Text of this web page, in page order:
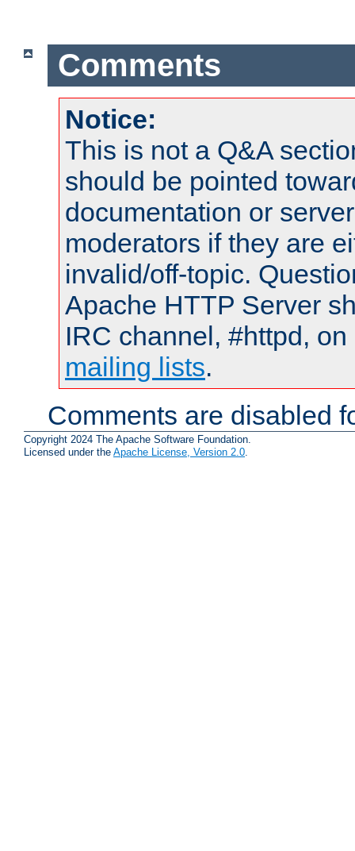
Comments
Notice:
This is not a Q&A
should be pointed
documentation or
moderators if they are
invalid/off-topic.
Apache HTTP Server
IRC channel, #httpd,
mailing lists.
Comments are disabled
Copyright 2024 The Apache Software Foundation.
Licensed under the Apache License, Version 2.0.